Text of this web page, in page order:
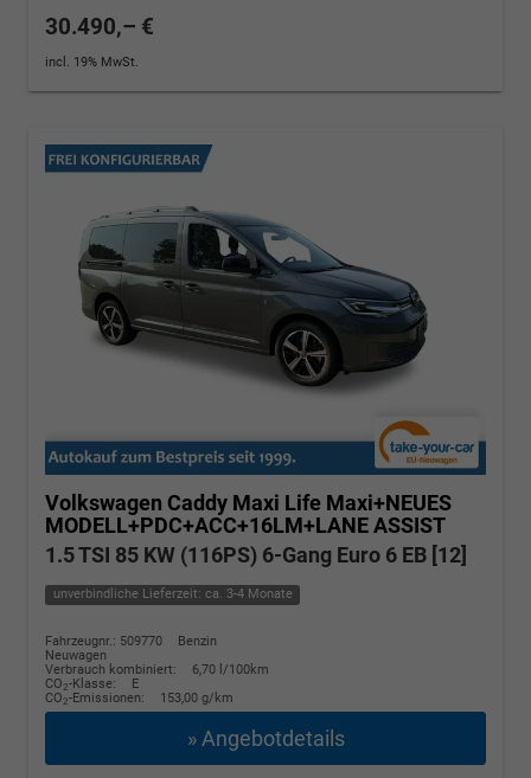
30.490,– €
incl. 19% MwSt.
Volkswagen Caddy Maxi Life Maxi+NEUES
MODELL+PDC+ACC+16LM+LANE ASSIST
1.5 TSI 85 KW (116PS) 6-Gang Euro 6 EB [12]
unverbindliche Lieferzeit: ca. 3-4 Monate
Fahrzeugnr.: 509770
Benzin
Neuwagen
Verbrauch kombiniert:
6,70 l/100km
CO2-Klasse:
E
CO2-Emissionen: 153,00 g/km
» Angebotdetails